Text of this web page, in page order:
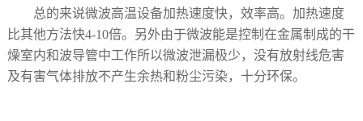
总的来说微波高温设备‍加热速度快，效率高。加热速度
比其他方法快4-10倍。另外由于微波能是控制在金属制成的干
燥室内和波导管中工作所以微波泄漏极少，没有放射线危害
及有害气体排放不产生余热和粉尘污染，十分环保。